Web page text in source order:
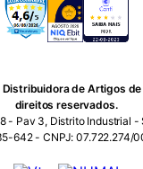
de Artigos de
direitos reservados.
- Pav 3, Distrito Industrial
642 - CNPJ: 07.722.274/